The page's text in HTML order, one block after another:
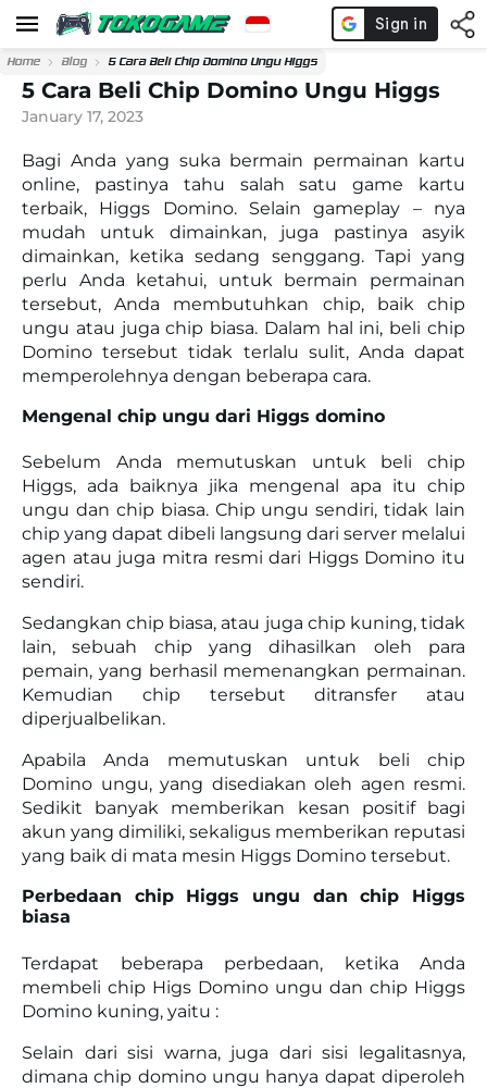
Home Blog 5 Cara Beli Chip Domino Ungu Higgs
5 Cara Beli Chip Domino Ungu Higgs
January 17, 2023
Bagi Anda yang suka bermain permainan kartu
online, pastinya tahu salah satu game kartu
terbaik, Higgs Domino. Selaingameplay – nya
mudah untuk dimainkan, juga pastinya asyik
dimainkan, ketika sedang senggang. Tapi yang
perlu Anda ketahui, untuk bermain permainan
tersebut, Anda membutuhkan chip, baik chip
ungu atau juga chip biasa. Dalam hal ini, beli chip
Domino tersebut tidak terlalu sulit, Anda dapat
memperolehnya dengan beberapa cara.
Mengenal chip ungu dari Higgs domino
Sebelum Anda memutuskan untuk beli chip
Higgs, ada baiknya jika mengenal apa itu chip
ungu dan chip biasa. Chip ungu sendiri, tidak lain
chip yang dapat dibeli langsung dari server melalui
agen atau juga mitra resmi dari Higgs Domino itu
sendiri.
Sedangkan chip biasa, atau juga chip kuning, tidak
lain, sebuah chip yang dihasilkan oleh para
pemain, yang berhasil memenangkan permainan.
Kemudian chip tersebut ditransfer atau
diperjualbelikan.
Apabila Anda memutuskan untuk beli chip
Domino ungu, yang disediakan oleh agen resmi.
Sedikit banyak memberikan kesan positif bagi
akun yang dimiliki, sekaligus memberikan reputasi
yang baik di mata mesin Higgs Domino tersebut.
Perbedaan chip Higgs ungu dan chip Higgs
biasa
Terdapat beberapa perbedaan, ketika Anda
membeli chip Higs Domino ungu dan chip Higgs
Domino kuning, yaitu :
Selain dari sisi warna, juga dari sisi legalitasnya,
dimana chip domino ungu hanya dapat diperoleh